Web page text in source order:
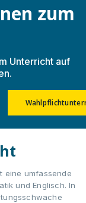
zum
Unterricht auf
eine umfassende
und Englisch. In